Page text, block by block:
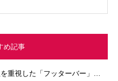
め記事
重視した「フッターバー」…